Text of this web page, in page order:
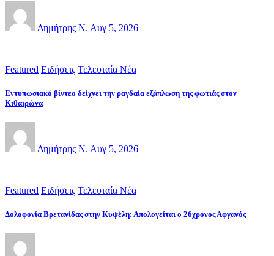
Δημήτρης Ν. Αυγ 5, 2026
Featured Ειδήσεις Τελευταία Νέα
Εντυπωσιακό βίντεο δείχνει την ραγδαία εξάπλωση της φωτιάς στον
Κιθαιρώνα
Δημήτρης Ν. Αυγ 5, 2026
Featured Ειδήσεις Τελευταία Νέα
Δολοφονία Βρετανίδας στην Κυψέλη: Απολογείται ο 26χρονος Αφγανός